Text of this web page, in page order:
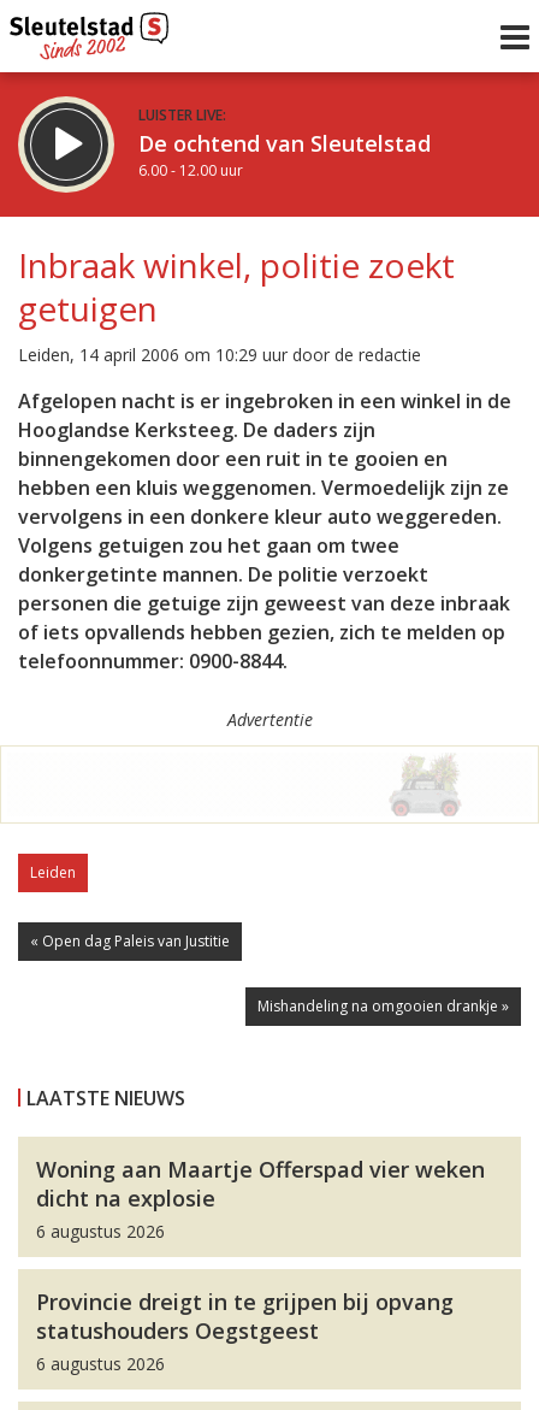
LUISTER LIVE:
De ochtend van Sleutelstad
6.00 - 12.00 uur
De middag van Sleutelstad
12.00 - 18.00 uur
Vorig uur
Inklappen
Inbraak winkel, politie zoekt
getuigen
Leiden, 14 april 2006 om 10:29 uur door de redactie
Afgelopen nacht is er ingebroken in een winkel in de
Hooglandse Kerksteeg. De daders zijn
binnengekomen door een ruit in te gooien en
hebben een kluis weggenomen. Vermoedelijk zijn ze
vervolgens in een donkere kleur auto weggereden.
Volgens getuigen zou het gaan om twee
donkergetinte mannen. De politie verzoekt
personen die getuige zijn geweest van deze inbraak
of iets opvallends hebben gezien, zich te melden op
telefoonnummer: 0900-8844.
Advertentie
Leiden
« Open dag Paleis van Justitie
Mishandeling na omgooien drankje »
LAATSTE NIEUWS
Woning aan Maartje Offerspad vier weken
dicht na explosie
6 augustus 2026
Provincie dreigt in te grijpen bij opvang
statushouders Oegstgeest
6 augustus 2026